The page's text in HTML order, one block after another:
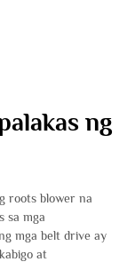
ng
roots blower na
sa mga
mga belt drive ay
at